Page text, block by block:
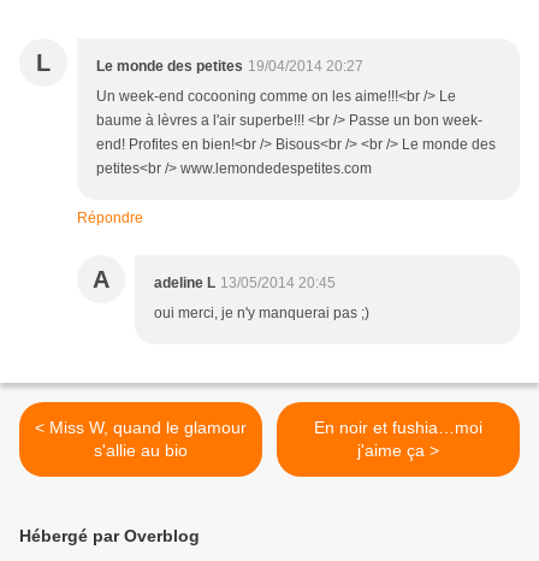
L Le monde des petites 19/04/2014 20:27
Un week-end cocooning comme on les aime!!!<br /> Le
baume à lèvres a l'air superbe!!! <br /> Passe un bon week-
end! Profites en bien!<br /> Bisous<br /> <br /> Le monde des
petites<br /> www.lemondedespetites.com
Répondre
A adeline L 13/05/2014 20:45
oui merci, je n'y manquerai pas ;)
< Miss W, quand le glamour
s'allie au bio
En noir et fushia…moi
j'aime ça >
Hébergé par Overblog